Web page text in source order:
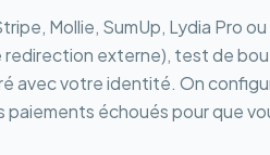
Mollie, SumUp, Lydia Pro
externe), test de
avec votre identité. On
paiements échoués pour que